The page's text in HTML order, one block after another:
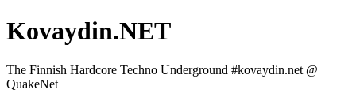
Kovaydin.NET
The Finnish Hardcore Techno Underground #kovaydin.net @
QuakeNet